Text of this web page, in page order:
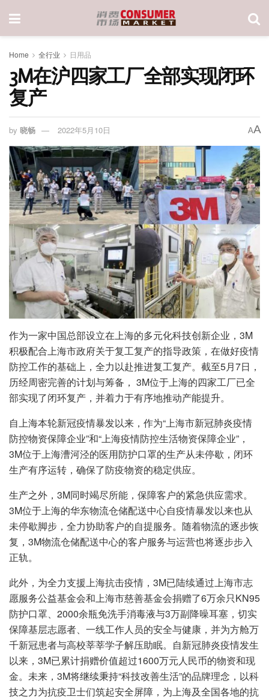
Home 全行业 日用品
3M在沪四家工厂全部实现闭环
复产
by 晓畅 2022年5月10日 AA
作为一家中国总部设立在上海的多元化科技创新企业，3M
积极配合上海市政府关于复工复产的指导政策，在做好疫情
防控工作的基础上，全力以赴推进复工复产。截至5月7日，
历经周密完善的计划与筹备， 3M位于上海的四家工厂已全
部实现了闭环复产，并着力于有序地推动产能提升。
自上海本轮新冠疫情暴发以来，作为“上海市新冠肺炎疫情
防控物资保障企业”和“上海疫情防控生活物资保障企业”，
3M位于上海漕河泾的医用防护口罩的生产从未停歇，闭环
生产有序运转，确保了防疫物资的稳定供应。
生产之外，3M同时竭尽所能，保障客户的紧急供应需求。
3M位于上海的华东物流仓储配送中心自疫情暴发以来也从
未停歇脚步，全力协助客户的自提服务。随着物流的逐步恢
复，3M物流仓储配送中心的客户服务与运营也将逐步步入
正轨。
此外，为全力支援上海抗击疫情，3M已陆续通过上海市志
愿服务公益基金会和上海市慈善基金会捐赠了6万余只KN95
防护口罩、2000余瓶免洗手消毒液与3万副降噪耳塞，切实
保障基层志愿者、一线工作人员的安全与健康，并为方舱万
千新冠患者与高校莘莘学子解压助眠。自新冠肺炎疫情发生
以来，3M已累计捐赠价值超过1600万元人民币的物资和现
金。未来，3M将继续秉持“科技改善生活”的品牌理念，以科
技之力为抗疫卫士们筑起安全屏障，为上海及全国各地的抗